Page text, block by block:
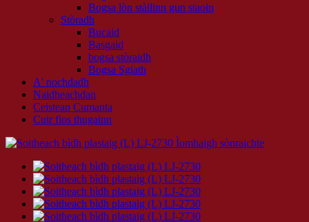
Bogsa lòn stàilinn gun staoin
Stòradh
Bucaid
Basgaid
bogsa stòraidh
Bogsa Sgiath
A' nochdadh
Naidheachdan
Ceistean Cumanta
Cuir fios thugainn